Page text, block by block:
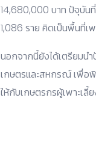
14,680,000 บาท ปัจุบัน
1,086 ราย คิดเป็นพื้นที่เ
นอกจากนี้ยังได้เตรียมน
เกษตรและสหกรณ์ เพื่อพิ
ให้กับเกษตรกรผู้เพาะเ